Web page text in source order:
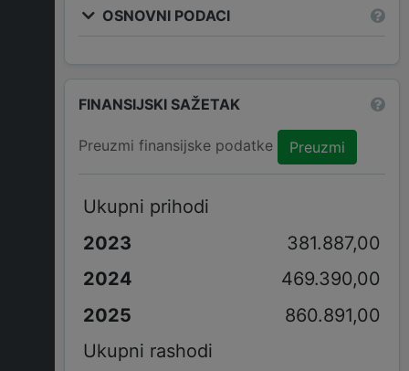
OSNOVNI PODACI
FINANSIJSKI SAŽETAK
Preuzmi finansijske podatke Preuzmi
Ukupni prihodi
381.887,00
469.390,00
860.891,00
Ukupni rashodi